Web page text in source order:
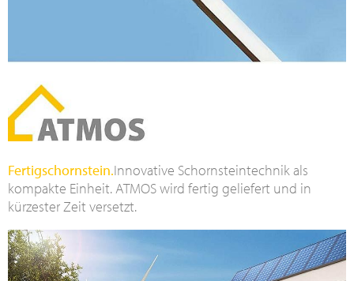
Fertigschornstein.Innovative Schornsteintechnik als
kompakte Einheit. ATMOS wird fertig geliefert und in
kürzester Zeit versetzt.